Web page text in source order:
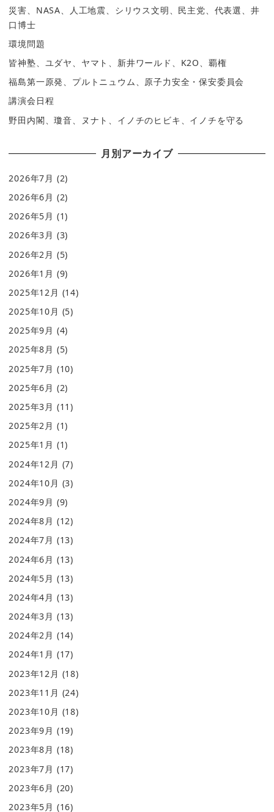
災害、NASA、人工地震、シリウス文明、民主党、代表選、井
口博士
環境問題
皆神塾、ユダヤ、ヤマト、新井ワールド、K2O、覇権
福島第一原発、プルトニュウム、原子力安全・保安委員会
講演会日程
野田内閣、瓊音、ヌナト、イノチのヒビキ、イノチを守る
月別アーカイブ
2026年7月 (2)
2026年6月 (2)
2026年5月 (1)
2026年3月 (3)
2026年2月 (5)
2026年1月 (9)
2025年12月 (14)
2025年10月 (5)
2025年9月 (4)
2025年8月 (5)
2025年7月 (10)
2025年6月 (2)
2025年3月 (11)
2025年2月 (1)
2025年1月 (1)
2024年12月 (7)
2024年10月 (3)
2024年9月 (9)
2024年8月 (12)
2024年7月 (13)
2024年6月 (13)
2024年5月 (13)
2024年4月 (13)
2024年3月 (13)
2024年2月 (14)
2024年1月 (17)
2023年12月 (18)
2023年11月 (24)
2023年10月 (18)
2023年9月 (19)
2023年8月 (18)
2023年7月 (17)
2023年6月 (20)
2023年5月 (16)